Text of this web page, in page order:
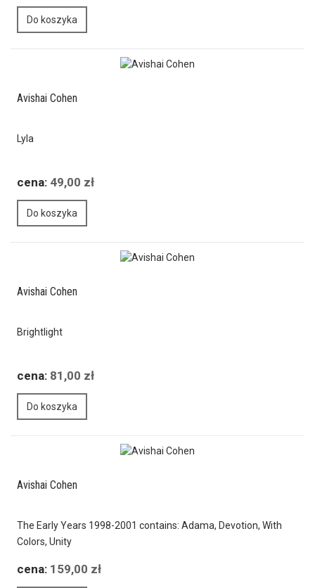
Do koszyka
Avishai Cohen
Lyla
cena: 49,00 zł
Do koszyka
Avishai Cohen
Brightlight
cena: 81,00 zł
Do koszyka
Avishai Cohen
The Early Years 1998-2001 contains: Adama, Devotion, With
Colors, Unity
cena: 159,00 zł